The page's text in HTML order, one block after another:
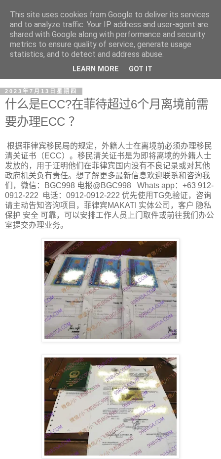
2023年7月13日星期四
什么是ECC?在菲待超过6个月离境前需
要办理ECC ？
根据菲律宾移民局的规定，外籍人士在离境前必须办理移民
清关证书（ECC）。移民清关证书是为即将离境的外籍人士
发放的，用于证明他们在菲律宾国内没有不良记录或对其他
政府机关负有责任。想了解更多最新信息欢迎联系和咨询我
们，微信：BGC998 电报@BGC998 Whats app：+63 912-
0912-222 电话：0912-0912-222 优先使用TG免验证，咨询
请主动告知咨询项目，菲律宾MAKATI 实体公司，客户 隐私
保护 安全 可靠，可以安排工作人员上门取件或前往我们办公
室提交办理业务。
This site uses cookies from Google to deliver its services
and to analyze traffic. Your IP address and user-agent are
shared with Google along with performance and security
metrics to ensure quality of service, generate usage
statistics, and to detect and address abuse.
LEARN MORE GOT IT